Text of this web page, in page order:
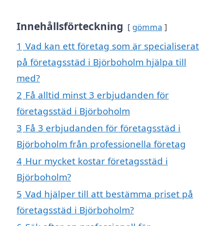
Innehållsförteckning gömma
1 Vad kan ett företag som är specialiserat
på företagsstäd i Björboholm hjälpa till
med?
2 Få alltid minst 3 erbjudanden för
företagsstäd i Björboholm
3 Få 3 erbjudanden för företagsstäd i
Björboholm från professionella företag
4 Hur mycket kostar företagsstäd i
Björboholm?
5 Vad hjälper till att bestämma priset på
företagsstäd i Björboholm?